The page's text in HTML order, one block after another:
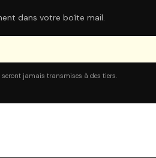
dans votre boîte mail.
seront jamais transmises à des tiers.